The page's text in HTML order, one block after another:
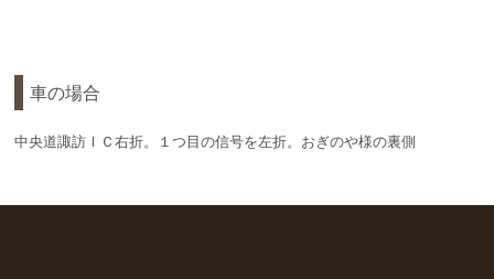
車の場合
中央道諏訪ＩＣ右折。１つ目の信号を左折。おぎのや様の裏側